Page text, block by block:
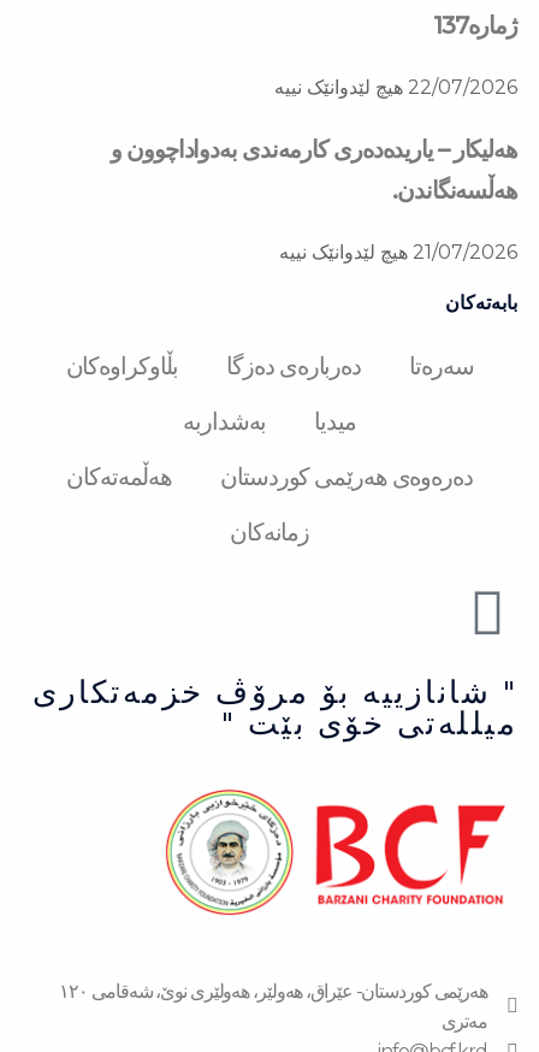
ژمارە137
22/07/2026 هیچ لێدوانێک نییە
هەلیکار – یاریدەدەری کارمەندی بەدواداچوون و
هەڵسەنگاندن.
21/07/2026 هیچ لێدوانێک نییە
بابەتەکان
سەرەتا دەربارەی دەزگا
بڵاوکراوەکان
میدیا
بەشداربە
دەرەوەی هەرێمی کوردستان
هەڵمەتەکان
زمانەکان
" شانازییه بۆ مرۆڤ خزمەتكاری
میللەتی خۆی بێت "
هەرێمی کوردستان- عێراق، هەولێر، هەولێری نوێ، شەقامی ١٢٠
مەتری